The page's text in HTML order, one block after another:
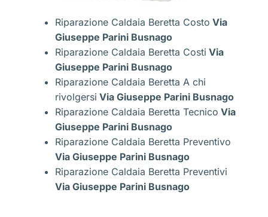
Riparazione Caldaia Beretta Costo Via
Giuseppe Parini Busnago
Riparazione Caldaia Beretta Costi Via
Giuseppe Parini Busnago
Riparazione Caldaia Beretta A chi
rivolgersi Via Giuseppe Parini Busnago
Riparazione Caldaia Beretta Tecnico Via
Giuseppe Parini Busnago
Riparazione Caldaia Beretta Preventivo
Via Giuseppe Parini Busnago
Riparazione Caldaia Beretta Preventivi
Via Giuseppe Parini Busnago